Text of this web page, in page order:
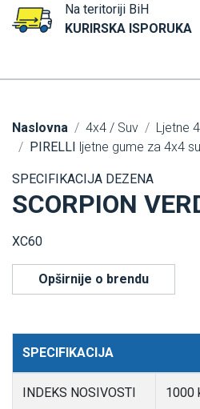
Na teritoriji BiH
KURIRSKA ISPORUKA
Naslovna 4x4 / Suv
Ljetne
PIRELLI ljetne gume za 4x4
SPECIFIKACIJA DEZENA
SCORPION
XC60
Opširnije o brendu
SPECIFIKACIJA
INDEKS NOSIVOSTI 1000